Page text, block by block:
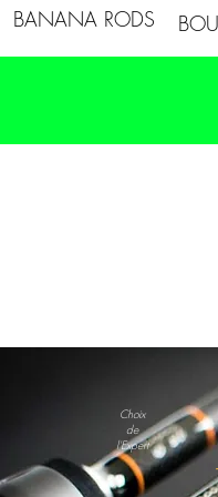
BANANA RODS
Choix
de
l'Expert